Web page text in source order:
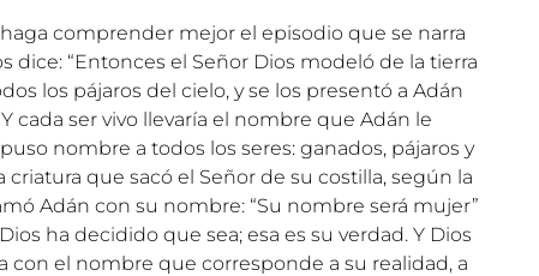
comprender mejor el episodio que se narra
dice: “Entonces el Señor Dios modeló de la tierra
los pájaros del cielo, y se los presentó a Adán
cada ser vivo llevaría el nombre que Adán le
puso nombre a todos los seres: ganados, pájaros y
que sacó el Señor de su costilla, según la
Adán con su nombre: “Su nombre será mujer”
ha decidido que sea; esa es su verdad. Y Dios
con el nombre que corresponde a su realidad, a